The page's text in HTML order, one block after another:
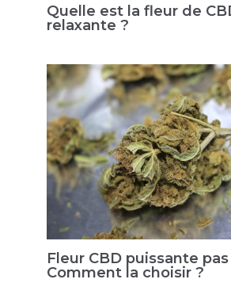
Quelle est la fleur de
relaxante ?
Fleur CBD puissante
Comment la choisir ?